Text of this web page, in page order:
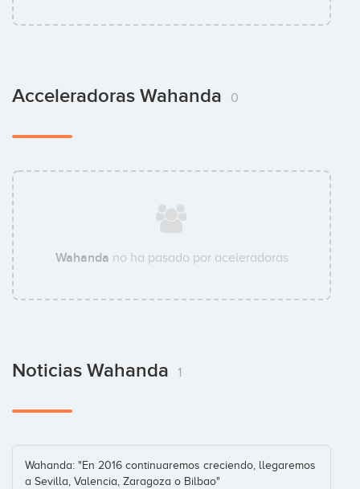
Acceleradoras Wahanda 0
Wahanda no ha pasado por aceleradoras
Noticias Wahanda 1
Wahanda: "En 2016 continuaremos creciendo, llegaremos
a Sevilla, Valencia, Zaragoza o Bilbao"